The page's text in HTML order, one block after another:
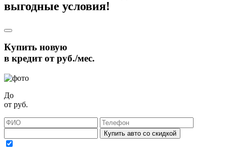
выгодные условия!
Купить новую
в кредит отруб./мес.
До
от руб.
Купить авто со скидкой